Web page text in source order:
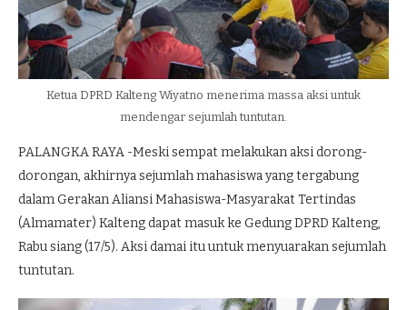
Ketua DPRD Kalteng Wiyatno menerima massa aksi untuk
mendengar sejumlah tuntutan.
PALANGKA RAYA -Meski sempat melakukan aksi dorong-
dorongan, akhirnya sejumlah mahasiswa yang tergabung
dalam Gerakan Aliansi Mahasiswa-Masyarakat Tertindas
(Almamater) Kalteng dapat masuk ke Gedung DPRD Kalteng,
Rabu siang (17/5). Aksi damai itu untuk menyuarakan sejumlah
tuntutan.